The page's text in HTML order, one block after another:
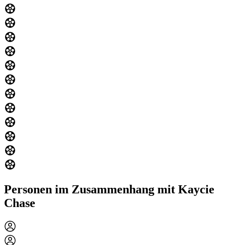
Personen im Zusammenhang mit Kaycie
Chase